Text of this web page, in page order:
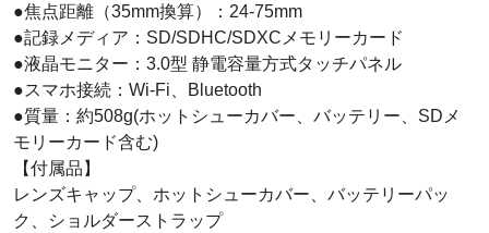
●焦点距離（35mm換算）：24-75mm
●記録メディア：SD/SDHC/SDXCメモリーカード
●液晶モニター：3.0型 静電容量方式タッチパネル
●スマホ接続：Wi-Fi、Bluetooth
●質量：約508g(ホットシューカバー、バッテリー、SDメ
モリーカード含む)
【付属品】
レンズキャップ、ホットシューカバー、バッテリーパッ
ク、ショルダーストラップ